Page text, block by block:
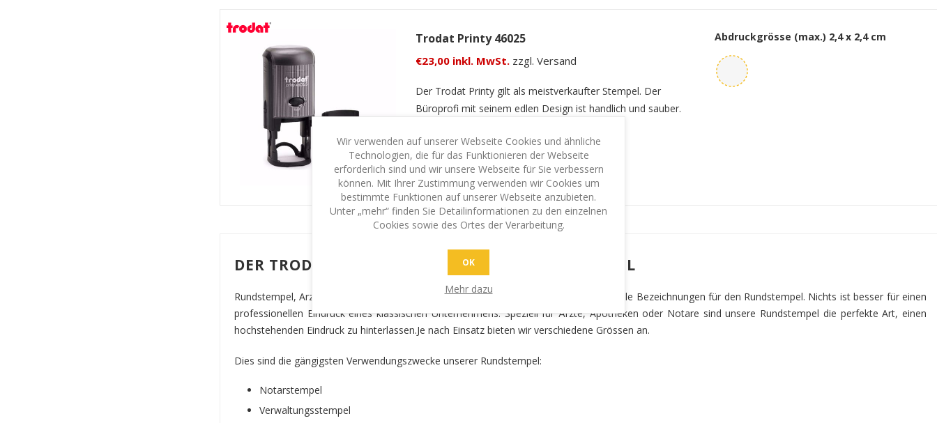
Trodat Printy 46025
€23,00 inkl. MwSt. zzgl. Versand
Der Trodat Printy gilt als meistverkaufter Stempel. Der
Büroprofi mit seinem edlen Design ist handlich und sauber.
WEITER
Abdruckgrösse (max.) 2,4 x 2,4 cm
DER TRODAT PRINTY RUNDSTEMPEL RUNDSTEMPEL
Rundstempel, Arztstempel, Anwaltsstempel, Notarstempel, Motivstempel – Es gibt viele Bezeichnungen für den Rundstempel. Nichts ist besser für einen
professionellen Eindruck eines klassischen Unternehmens. Speziell für Ärzte, Apotheken oder Notare sind unsere Rundstempel die perfekte Art, einen
hochstehenden Eindruck zu hinterlassen.Je nach Einsatz bieten wir verschiedene Grössen an.
Dies sind die gängigsten Verwendungszwecke unserer Rundstempel:
Notarstempel
Verwaltungsstempel
Wir verwenden auf unserer Webseite Cookies und ähnliche
Technologien, die für das Funktionieren der Webseite
erforderlich sind und wir unsere Webseite für Sie verbessern
können. Mit Ihrer Zustimmung verwenden wir Cookies um
bestimmte Funktionen auf unserer Webseite anzubieten.
Unter „mehr“ finden Sie Detailinformationen zu den einzelnen
Cookies sowie des Ortes der Verarbeitung.
OK
Mehr dazu